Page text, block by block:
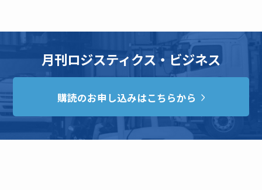
月刊ロジスティクス・ビジネス
購読のお申し込みはこちらから